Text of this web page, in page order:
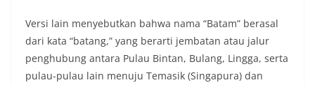
Versi lain menyebutkan bahwa nama “Batam” berasal
dari kata “batang,” yang berarti jembatan atau jalur
penghubung antara Pulau Bintan, Bulang, Lingga, serta
pulau-pulau lain menuju Temasik (Singapura) dan